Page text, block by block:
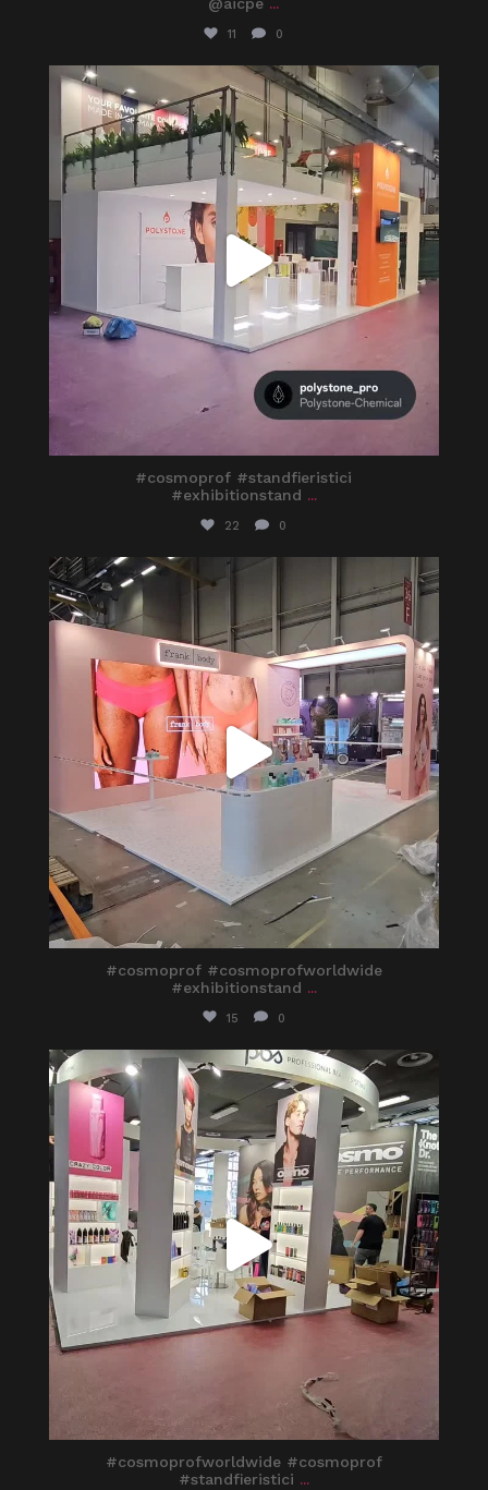
11 0
itaprosrl
Mar 30
#cosmoprof #standfieristici
#exhibitionstand ...
22 0
#cosmoprof #cosmoprofworldwide
#exhibitionstand ...
15 0
itaprosrl
Mar 25
#cosmoprofworldwide #cosmoprof
#standfieristici ...